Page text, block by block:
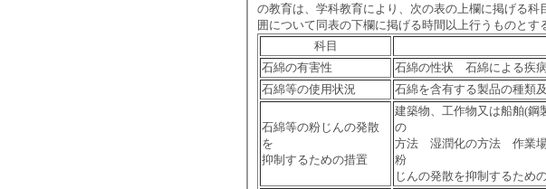
の教育は、学科教育により、次の表の上欄に掲げる
囲について同表の下欄に掲げる時間以上行うものとす
科目
石綿の有害性
石綿の性状 石綿による疾
石綿等の使用状況
石綿を含有する製品の種類
石綿等の粉じんの発散
を
抑制するための措置
建築物、工作物又は船舶(鋼
の
方法 湿潤化の方法 作業
粉
じんの発散を抑制するため